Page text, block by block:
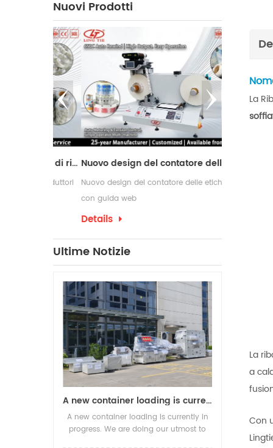
Nuovi Prodotti
Nuovo design del contatore delle etichette con guida web
Nuovo design del contatore delle etichette
con guida web
Details
Ultime Notizie
A new container loading is currently in progress.
A new container loading is currently in
progress. We are doing our utmost to
La
La
a
Con